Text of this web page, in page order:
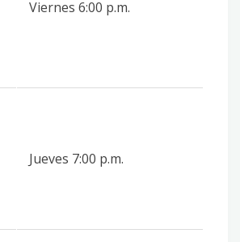
Viernes 6:00 p.m.
Jueves 7:00 p.m.